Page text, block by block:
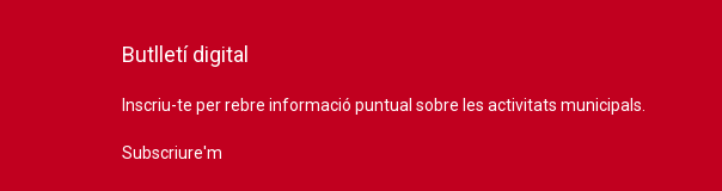
Butlletí digital
Inscriu-te per rebre informació puntual sobre les activitats municipals.
Subscriure'm